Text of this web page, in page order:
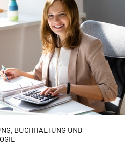
BUCHHALTUNG UND